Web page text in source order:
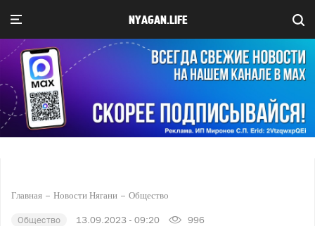
NYAGAN.LIFE
Главная Новости Нягани Общество
Общество 13.09.2023 - 09:20 996